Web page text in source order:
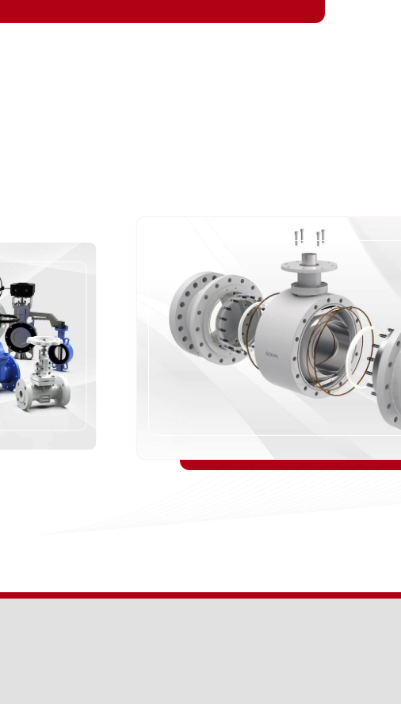
Protection
Fabricant de produits liés à la
France propose une gamme
-Clapet anti-retour
-Filtre
-Raccordement
-Ventouse
Nous fabriquons ces produits